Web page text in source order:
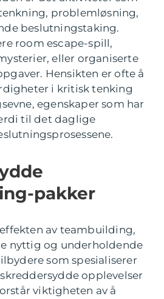
problemløsning,
beslutningstaking.
room escape-spill,
eller organiserte
Hensikten er ofte å
i kritisk tenking
egenskaper som har
til det daglige
pakker
av teambuilding,
nyttig og underholdende
som spesialiserer
opplevelser
viktigheten av å